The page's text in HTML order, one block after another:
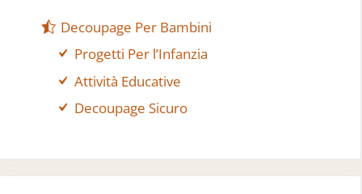
Decoupage Per Bambini
Progetti Per l’Infanzia
Attività Educative
Decoupage Sicuro